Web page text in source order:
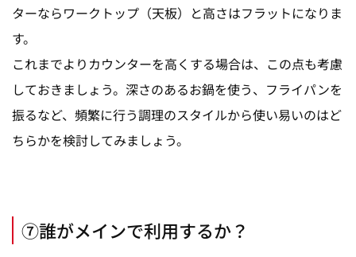
ターならワークトップ（天板）と高さはフラットになりま
す。
これまでよりカウンターを高くする場合は、この点も考慮
しておきましょう。深さのあるお鍋を使う、フライパンを
振るなど、頻繁に行う調理のスタイルから使い易いのはど
ちらかを検討してみましょう。
⑦誰がメインで利用するか？